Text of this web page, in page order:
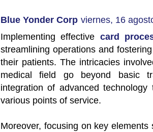
Blue Yonder Corp viernes, 16
Implementing effective card
streamlining operations and
their patients. The intricacies
medical field go beyond basic
integration of advanced
various points of service.
Moreover, focusing on key